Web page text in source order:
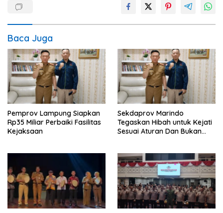
Baca Juga
Pemprov Lampung Siapkan
Rp35 Miliar Perbaiki Fasilitas
Kejaksaan
Sekdaprov Marindo
Tegaskan Hibah untuk Kejati
Sesuai Aturan Dan Bukan